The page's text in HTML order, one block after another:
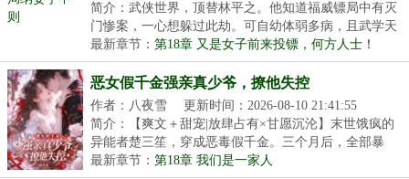
简介：武侠世界，顶替林平之。他知道福威镖局中有灭
门惨案，一心想躲过此劫。可自幼体弱多病，且武学天
赋...
最新章节： 第18章 又是女子前来投镖，何方人士！
恶女假千金强亲真少爷，撩他失控
作者：八夜雪
更新时间：2026-08-10 21:41:55
简介：【爽文＋甜宠|放肆占有×甘愿沉沦】末世饿疯的
异能者楚三笙，穿成恶毒假千金。三个月后，全部暴
露...
最新章节： 第18章 我们是一家人